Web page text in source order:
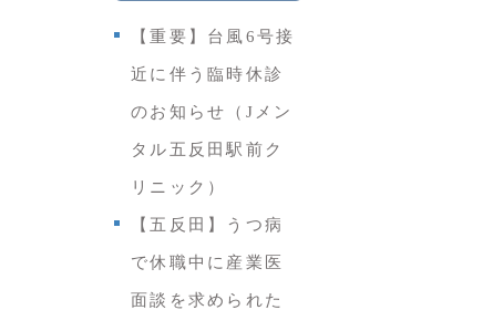
【重要】台風6号接
近に伴う臨時休診
のお知らせ（Jメン
タル五反田駅前ク
リニック）
【五反田】うつ病
で休職中に産業医
面談を求められた